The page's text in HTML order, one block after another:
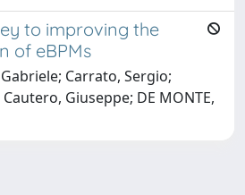
to improving the
of eBPMs
Carrato, Sergio;
Giuseppe; DE MONTE,